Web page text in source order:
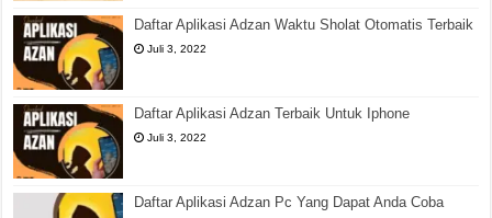
Daftar Aplikasi Adzan Waktu Sholat Otomatis Terbaik
Juli 3, 2022
Daftar Aplikasi Adzan Terbaik Untuk Iphone
Juli 3, 2022
Daftar Aplikasi Adzan Pc Yang Dapat Anda Coba